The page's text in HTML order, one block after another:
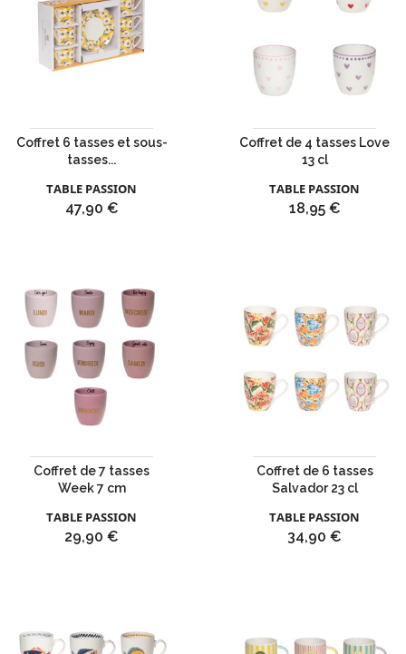
Coffret 6 tasses et sous-
tasses...
TABLE PASSION
Prix
47,90 €
Coffret de 4 tasses Love
13 cl
TABLE PASSION
Prix
18,95 €
Coffret de 7 tasses
Week 7 cm
TABLE PASSION
Prix
29,90 €
Coffret de 6 tasses
Salvador 23 cl
TABLE PASSION
Prix
34,90 €